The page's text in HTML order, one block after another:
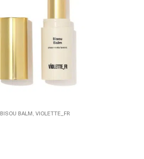
BISOU BALM, VIOLETTE_FR